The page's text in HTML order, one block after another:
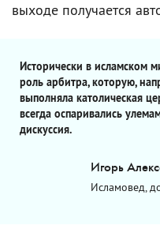
выходе получается
Исторически в исламском
роль арбитра, которую,
выполняла католическая
всегда оспаривались
дискуссия.
Игорь
Исламовед,